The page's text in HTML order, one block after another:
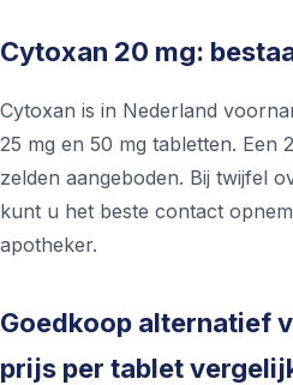
Cytoxan 20 mg:
Cytoxan is in Nederland
25 mg en 50 mg tabletten. Een
zelden aangeboden. Bij twijfel
kunt u het beste contact
apotheker.
Goedkoop alternatief
prijs per tablet